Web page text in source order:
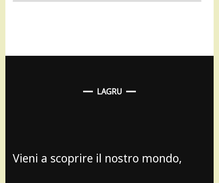
LAGRU
Vieni a scoprire il nostro mondo,